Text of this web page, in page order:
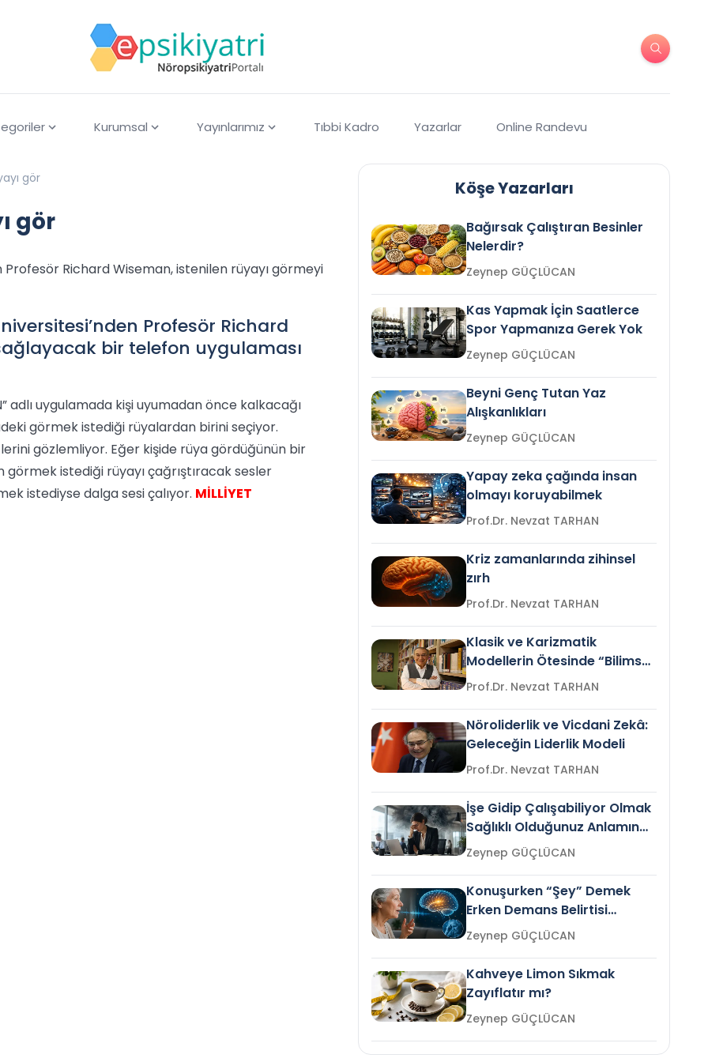
Kurumsal Yayınlarımız Tıbbi Kadro Yazarlar Online Randevu
gör
gör
Richard Wiseman, istenilen rüyayı görmeyi
Profesör Richard
bir telefon uygulaması
adlı uygulamada kişi uyumadan önce kalkacağı
görmek istediği rüyalardan birini seçiyor.
gözlemliyor. Eğer kişide rüya gördüğünün bir
istediği rüyayı çağrıştıracak sesler
istediyse dalga sesi çalıyor. MİLLİYET
Köşe Yazarları
Bağırsak Çalıştıran Besinler
Nelerdir?
Zeynep GÜÇLÜCAN
Kas Yapmak İçin Saatlerce
Spor Yapmanıza Gerek Yok
Zeynep GÜÇLÜCAN
Beyni Genç Tutan Yaz
Alışkanlıkları
Zeynep GÜÇLÜCAN
Yapay zeka çağında insan
olmayı koruyabilmek
Prof.Dr. Nevzat TARHAN
Kriz zamanlarında zihinsel
zırh
Prof.Dr. Nevzat TARHAN
Klasik ve Karizmatik
Modellerin Ötesinde “Bilimsel
Liderlik”
Prof.Dr. Nevzat TARHAN
Nöroliderlik ve Vicdani Zekâ:
Geleceğin Liderlik Modeli
Prof.Dr. Nevzat TARHAN
İşe Gidip Çalışabiliyor Olmak
Sağlıklı Olduğunuz Anlamına
Gelir mi?Zeynep GÜÇLÜCAN
Konuşurken “Şey” Demek
Erken Demans Belirtisi
Olabilir mi?Zeynep GÜÇLÜCAN
Kahveye Limon Sıkmak
Zayıflatır mı?
Zeynep GÜÇLÜCAN